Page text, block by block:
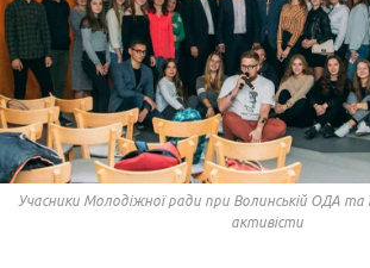
Учасники Молодіжної ради при Волинській ОДА та
активісти